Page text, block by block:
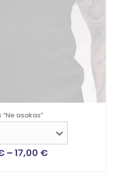
asakas”
– 17,00 €